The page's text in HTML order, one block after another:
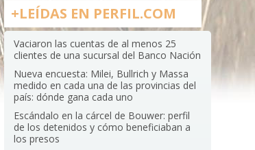
+LEÍDAS EN PERFIL.COM
Vaciaron las cuentas de al menos 25
clientes de una sucursal del Banco Nación
Nueva encuesta: Milei, Bullrich y Massa
medido en cada una de las provincias del
país: dónde gana cada uno
Escándalo en la cárcel de Bouwer: perfil
de los detenidos y cómo beneficiaban a
los presos